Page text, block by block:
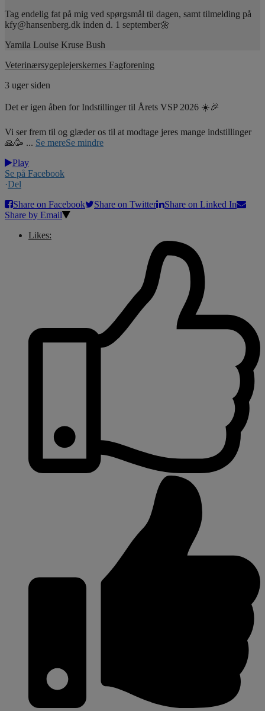
Tag endelig fat på mig ved spørgsmål til dagen, samt tilmelding på
kfy@hansenberg.dk inden d. 1 september🌼
Yamila Louise Kruse Bush
Veterinærsygeplejerskernes Fagforening
3 uger siden
Det er igen åben for Indstillinger til Årets VSP 2026 ☀️🎉
Vi ser frem til og glæder os til at modtage jeres mange indstillinger
🙏🥳 ... Se mereSe mindre
Play
Se på Facebook
·Del
Share on Facebook
Share on Twitter
Share on Linked In
Share by Email
Likes: